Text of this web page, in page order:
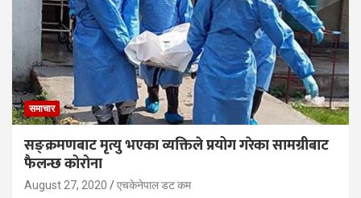
समाचार
सङ्क्रमणबाट मृत्यु भएका व्यक्तिले प्रयोग गरेका सामग्रीबाट
फैलन्छ कोरोना
August 27, 2020 एचकेनेपाल डट कम